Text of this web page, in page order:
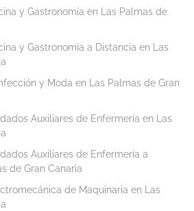
y Gastronomía en Las Palmas de
y Gastronomía a Distancia en Las
y Moda en Las Palmas de Gran
Auxiliares de Enfermería en Las
Auxiliares de Enfermería a
de Gran Canaria
de Maquinaria en Las